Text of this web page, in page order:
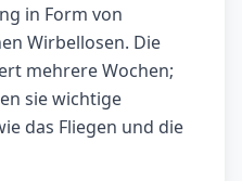
in Form von
Wirbellosen. Die
mehrere Wochen;
sie wichtige
das Fliegen und die